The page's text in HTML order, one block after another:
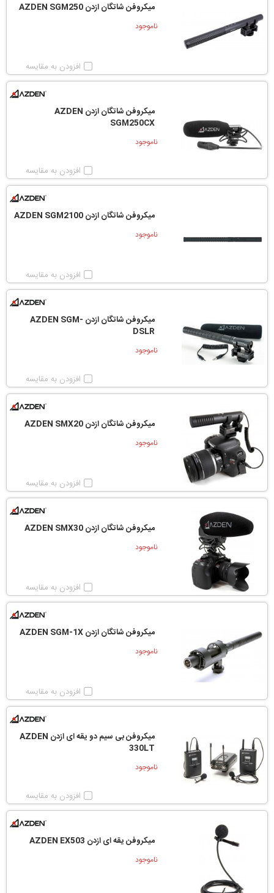
میکروفن شاتگان ازدن AZDEN SGM250
ناموجود
افزودن به مقایسه
میکروفن شاتگان ازدن AZDEN
SGM250CX
ناموجود
افزودن به مقایسه
میکروفن شاتگان ازدن AZDEN SGM2100
ناموجود
افزودن به مقایسه
میکروفن شاتگان ازدن AZDEN SGM-
DSLR
ناموجود
افزودن به مقایسه
میکروفن شاتگان ازدن AZDEN SMX20
ناموجود
افزودن به مقایسه
میکروفن شاتگان ازدن AZDEN SMX30
ناموجود
افزودن به مقایسه
میکروفن شاتگان ازدن AZDEN SGM-1X
ناموجود
افزودن به مقایسه
میکروفن بی سیم دو یقه ای ازدن AZDEN
330LT
ناموجود
افزودن به مقایسه
میکروفن یقه ای ازدن AZDEN EX503
ناموجود